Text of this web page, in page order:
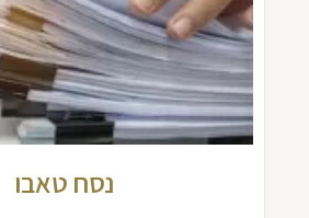
נסח טאבו